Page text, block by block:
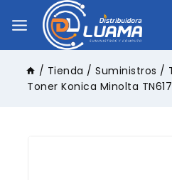
/ Tienda / Suministros /
Toner Konica Minolta